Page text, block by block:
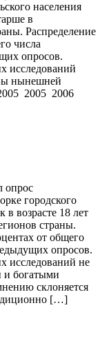
населения
в
Распределение
числа
опросов.
исследований
нынешней
2005 2006
опрос
городского
в возрасте 18 лет
страны.
от общего
опросов.
исследований не
и богатыми
склоняется
[…]